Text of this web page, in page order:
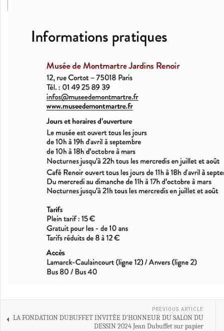
PREVIOUS ARTICLE
LA FONDATION DUBUFFET INVITÉE D’HONNEUR DU SALON DU
DESSIN 2024 Jean Dubuffet sur papier